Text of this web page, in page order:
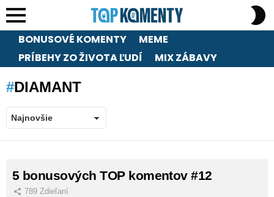
Menu
BONUSOVÉ KOMENTY
MEME
PRÍBEHY ZO ŽIVOTA ĽUDÍ
MIX ZÁBAVY
DIAMANT
STORIES
5 bonusových TOP komentov #12
789 Zdieľaní